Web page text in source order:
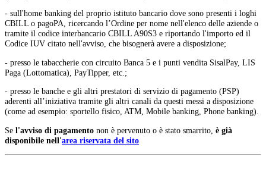
- sull'home banking del proprio istituto bancario dove sono presenti i loghi
CBILL o pagoPA, ricercando l’Ordine per nome nell'elenco delle aziende o
tramite il codice interbancario CBILL A90S3 e riportando l'importo ed il
Codice IUV citato nell'avviso, che bisognerà avere a disposizione;
- presso le tabaccherie con circuito Banca 5 e i punti vendita SisalPay, LIS
Paga (Lottomatica), PayTipper, etc.;
- presso le banche e gli altri prestatori di servizio di pagamento (PSP)
aderenti all’iniziativa tramite gli altri canali da questi messi a disposizione
(come ad esempio: sportello fisico, ATM, Mobile banking, Phone banking).
Se l'avviso di pagamento non è pervenuto o è stato smarrito, è già
disponibile nell'area riservata del sito